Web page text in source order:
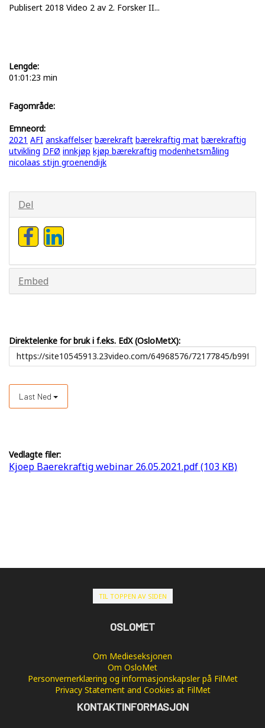
Publisert 2018 Video 2 av 2. Forsker II...
Lengde:
01:01:23 min
Fagområde:
Emneord:
2021 AFI anskaffelser bærekraft bærekraftig mat bærekraftig
utvikling DFØ innkjøp kjøp bærekraftig modenhetsmåling
nicolaas stijn groenendijk
Del
Embed
Direktelenke for bruk i f.eks. EdX (OsloMetX):
Last Ned
Vedlagte filer:
Kjoep Baerekraftig webinar 26.05.2021.pdf (103 KB)
TIL TOPPEN AV SIDEN
OSLOMET
Om Medieseksjonen
Om OsloMet
Personvernerklæring og informasjonskapsler på FilMet
Privacy Statement and Cookies at FilMet
KONTAKTINFORMASJON